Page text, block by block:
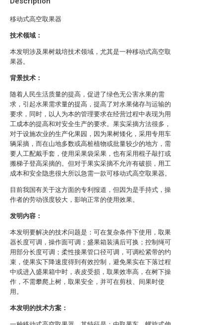
移动式高空取果器
技术领域：
本发明涉及果树栽培技术领域，尤其是一种移动式高空取
果器。
背景技术：
随着人民生活质量的提高，促进了绿色无公害水果的需
求，引起水果需求量的提高，提高了对水果储存与运输的
要求，同时，以人为本的管理要求在经营过程中表现为用
工成本的提高和对安全生产的要求。果实采摘方法很多，
对于设施农业的生产化果园，因为果树矮化，采用专用车
辆采摘，而在山地多数或高桩植物或批量较少的地方，需
要人工配戴手套，使用采果袋采果，也有采用棍子敲打或
搬梯子登高采摘的。但对于果实采摘不允许有破损，用工
成本和安全隐患很大所以急需一款可移动式高空取果器。
目前我国有关于这方面的专利报道，但因为是手持式，操
作者的劳动强度较大，影响正常的使用效果。
发明内容：
本发明要解决的技术问题是：可在复杂条件下使用，取果
器长度可调，操作面可调；盛果箱装满后可换；控制绳可
用部分长度可调；柔性接果管口径可调，可调松紧带的约
束，使果实下降速度得到有效控制，避免果实在下落过程
中或进入盛果箱中时，表皮受损，取果效率高，在树下操
作，不需攀爬上树，取果安全，并可在剪枝、间果时使
用。
本发明的技术方案：